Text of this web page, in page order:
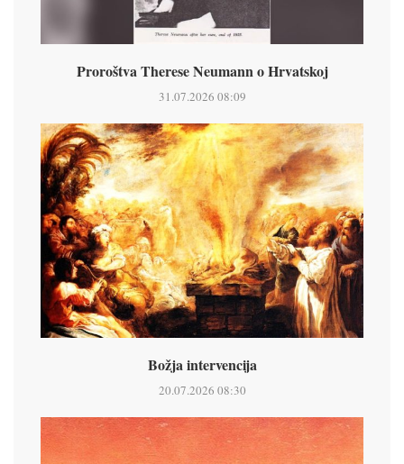
Proroštva Therese Neumann o Hrvatskoj
31.07.2026 08:09
Božja intervencija
20.07.2026 08:30